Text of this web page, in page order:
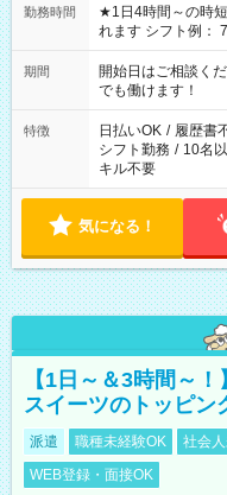
勤務時間
★1日4時間～の時短シフトOK ★都合に合
れます シフト例：
18：00 11：00～20：00 など ※Wワー
合わせ週40時間超
週20時間以上勤務
派遣法（日雇い派
業はご案内が難し
期間
開始日はご相談
でも働けます！
特徴 日払いOK / 履歴書
シフト勤務 / 10名
キル不要
気になる！
【1日～＆3時間～
スイーツのトッピン
派遣 職種未経験OK 社会
WEB登録・面接OK